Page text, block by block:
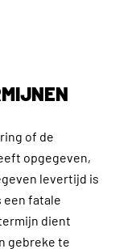
of de
opgegeven,
levertijd is
een fatale
dient
gebreke te